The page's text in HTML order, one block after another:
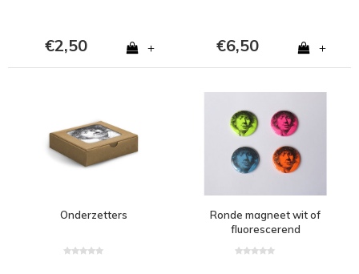
€2,50 + €6,50 +
Onderzetters
Ronde magneet wit of
fluorescerend